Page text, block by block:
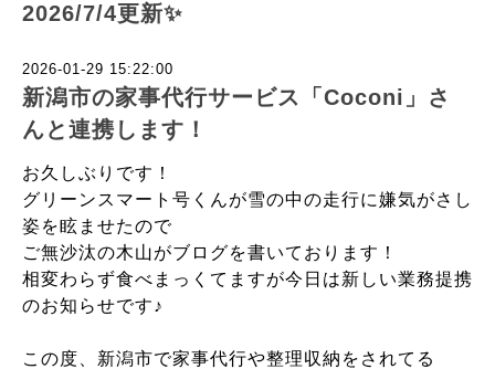
2026/7/4更新✨
2026-01-29 15:22:00
新潟市の家事代行サービス「Coconi」さ
んと連携します！
お久しぶりです！
グリーンスマート号くんが雪の中の走行に嫌気がさし
姿を眩ませたので
ご無沙汰の木山がブログを書いております！
相変わらず食べまっくてますが今日は新しい業務提携
のお知らせです♪
この度、新潟市で家事代行や整理収納をされてる